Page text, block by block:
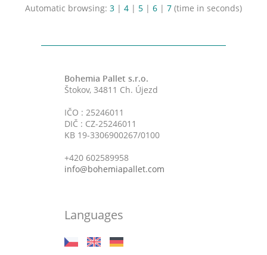
Automatic browsing: 3 | 4 | 5 | 6 | 7 (time in seconds)
Bohemia Pallet s.r.o.
Štokov, 34811 Ch. Újezd
IČO : 25246011
DIČ : CZ-25246011
KB 19-3306900267/0100
+420 602589958
info@bohemiapallet.com
Languages